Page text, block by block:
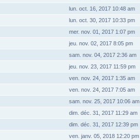
lun. oct. 16, 2017 10:48 am
lun. oct. 30, 2017 10:33 pm
mer. nov. 01, 2017 1:07 pm
jeu. nov. 02, 2017 8:05 pm
sam. nov. 04, 2017 2:36 am
jeu. nov. 23, 2017 11:59 pm
ven. nov. 24, 2017 1:35 am
ven. nov. 24, 2017 7:05 am
sam. nov. 25, 2017 10:06 am
dim. déc. 31, 2017 11:29 am
dim. déc. 31, 2017 12:39 pm
ven. janv. 05, 2018 12:20 pm